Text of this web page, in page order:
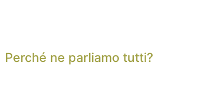
Perché ne parliamo tutti?